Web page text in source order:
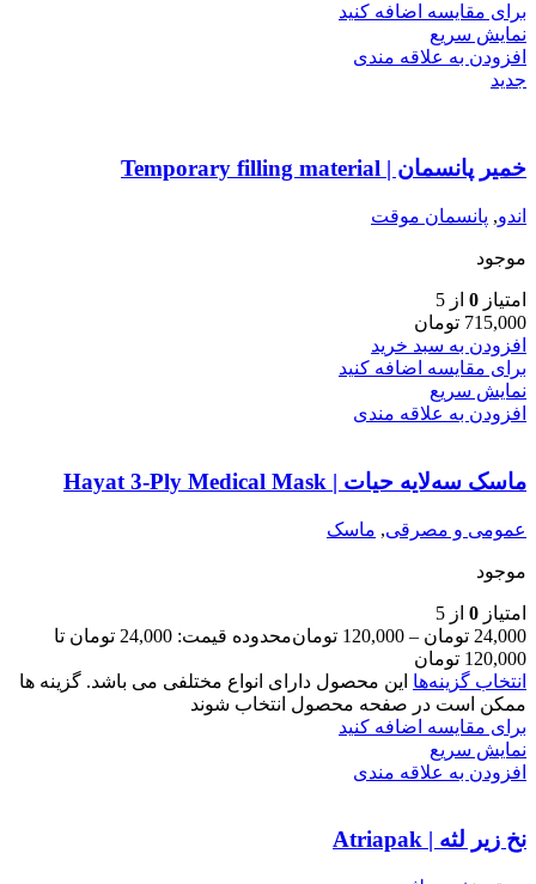
برای مقایسه اضافه کنید
نمایش سریع
افزودن به علاقه مندی
جدید
خمیر پانسمان | Temporary filling material
اندو, پانسمان موقت
موجود
امتیاز 0 از 5
715,000 تومان
افزودن به سبد خرید
برای مقایسه اضافه کنید
نمایش سریع
افزودن به علاقه مندی
ماسک سه‌لایه حیات | Hayat 3-Ply Medical Mask
عمومی و مصرقی, ماسک
موجود
امتیاز 0 از 5
24,000 تومان –
120,000 تومان
محدوده قیمت: 24,000 تومان تا
120,000 تومان
انتخاب گزینه‌ها این محصول دارای انواع مختلفی می باشد. گزینه ها
ممکن است در صفحه محصول انتخاب شوند
برای مقایسه اضافه کنید
نمایش سریع
افزودن به علاقه مندی
نخ زیر لثه | Atriapak